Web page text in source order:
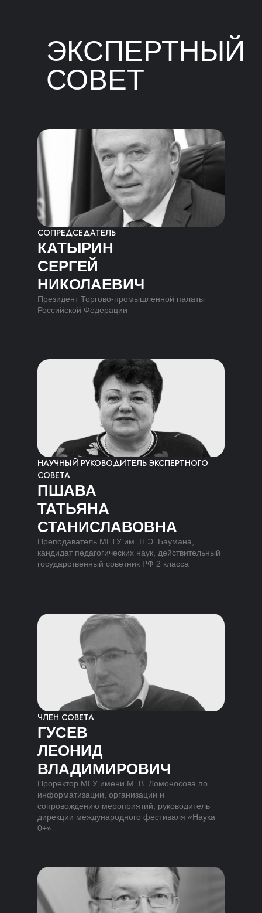
ЭКСПЕРТНЫЙ
СОВЕТ
СОПРЕДСЕДАТЕЛЬ
КАТЫРИН
СЕРГЕЙ
НИКОЛАЕВИЧ
Президент Торгово-промышленной палаты
Российской Федерации
ЧЛЕН СОВЕТА
ГУСЕВ
ЛЕОНИД
ВЛАДИМИРОВИЧ
Проректор МГУ имени М. В. Ломоносова по
информатизации, организации и
сопровождению мероприятий, руководитель
дирекции международного фестиваля «Наука
0+»
НАУЧНЫЙ РУКОВОДИТЕЛЬ ЭКСПЕРТНОГО
СОВЕТА
ПШАВА
ТАТЬЯНА
СТАНИСЛАВОВНА
Преподаватель МГТУ им. Н.Э. Баумана,
кандидат педагогических наук, действительный
государственный советник РФ 2 класса